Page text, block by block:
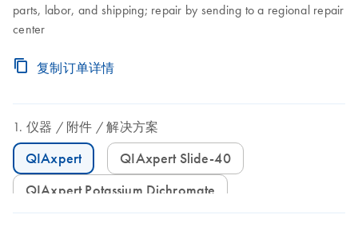
parts, labor, and shipping; repair by sending to a regional repair
center
复制订单详情
仪器 附件 解决方案
QIAxpert
QIAxpert Slide-40
QIAxpert Potassium Dichromate